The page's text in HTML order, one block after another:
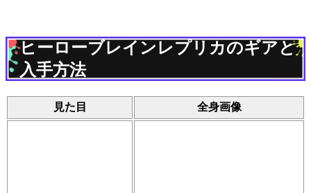
ヒーローブレインレプリカのギアと
入手方法
見た目 全身画像